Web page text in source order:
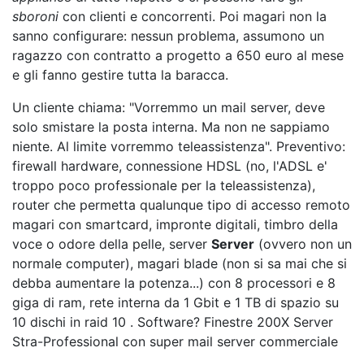
sboroni con clienti e concorrenti. Poi magari non la
sanno configurare: nessun problema, assumono un
ragazzo con contratto a progetto a 650 euro al mese
e gli fanno gestire tutta la baracca.
Un cliente chiama: "Vorremmo un mail server, deve
solo smistare la posta interna. Ma non ne sappiamo
niente. Al limite vorremmo teleassistenza". Preventivo:
firewall hardware, connessione HDSL (no, l'ADSL e'
troppo poco professionale per la teleassistenza),
router che permetta qualunque tipo di accesso remoto
magari con smartcard, impronte digitali, timbro della
voce o odore della pelle, server Server (ovvero non un
normale computer), magari blade (non si sa mai che si
debba aumentare la potenza...) con 8 processori e 8
giga di ram, rete interna da 1 Gbit e 1 TB di spazio su
10 dischi in raid 10 . Software? Finestre 200X Server
Stra-Professional con super mail server commerciale